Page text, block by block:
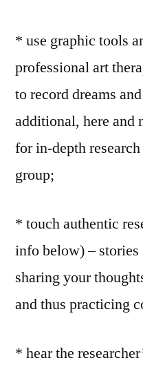
* use graphic tools
professional art
to record dreams
additional, here and
for in-depth
group;
* touch authentic
info below) –
sharing your
and thus practicing
* hear the